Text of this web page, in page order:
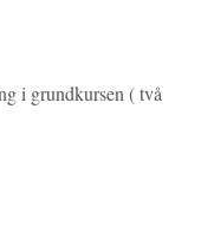
i grundkursen ( två